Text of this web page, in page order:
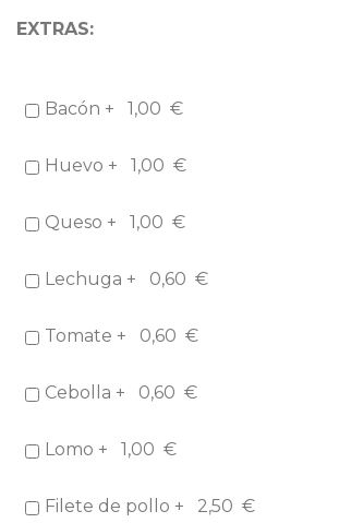
EXTRAS:
Bacón + 1,00 €
Huevo + 1,00 €
Queso + 1,00 €
Lechuga + 0,60 €
Tomate + 0,60 €
Cebolla + 0,60 €
Lomo + 1,00 €
Filete de pollo + 2,50 €